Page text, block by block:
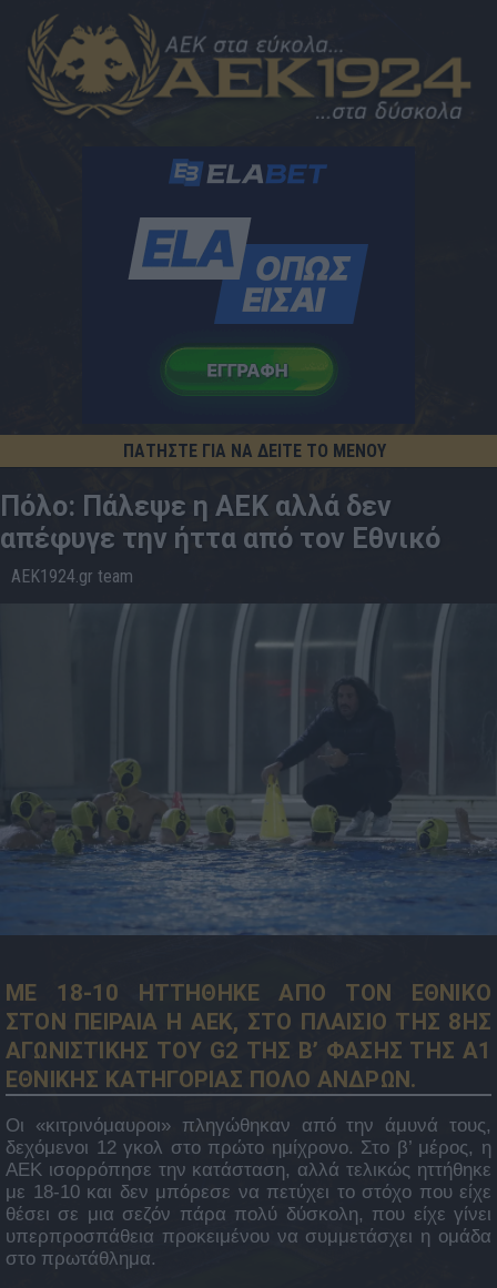
ΠΑΤΗΣΤΕ ΓΙΑ ΝΑ ΔΕΙΤΕ ΤΟ ΜΕΝΟΥ
Πόλο: Πάλεψε η ΑΕΚ αλλά δεν
απέφυγε την ήττα από τον Εθνικό
AEK1924.gr team
ΜΕ 18-10 ΗΤΤΗΘΗΚΕ ΑΠΟ ΤΟΝ ΕΘΝΙΚΟ
ΣΤΟΝ ΠΕΙΡΑΙΑ Η ΑΕΚ, ΣΤΟ ΠΛΑΙΣΙΟ ΤΗΣ 8ΗΣ
ΑΓΩΝΙΣΤΙΚΗΣ ΤΟΥ G2 ΤΗΣ Β’ ΦΑΣΗΣ ΤΗΣ Α1
ΕΘΝΙΚΗΣ ΚΑΤΗΓΟΡΙΑΣ ΠΟΛΟ ΑΝΔΡΩΝ.
Οι «κιτρινόμαυροι» πληγώθηκαν από την άμυνά τους,
δεχόμενοι 12 γκολ στο πρώτο ημίχρονο. Στο β’ μέρος, η
ΑΕΚ ισορρόπησε την κατάσταση, αλλά τελικώς ηττήθηκε
με 18-10 και δεν μπόρεσε να πετύχει το στόχο που είχε
θέσει σε μια σεζόν πάρα πολύ δύσκολη, που είχε γίνει
υπερπροσπάθεια προκειμένου να συμμετάσχει η ομάδα
στο πρωτάθλημα.